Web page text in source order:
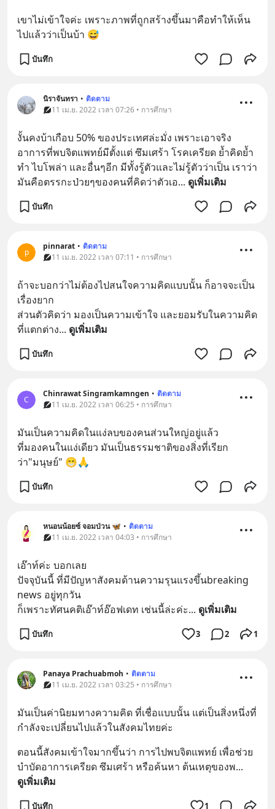
เขาไม่เข้าใจค่ะ เพราะภาพที่ถูกสร้างขึ้นมาคือทำให้เห็น
ไปแล้วว่าเป็นบ้า 😅
บันทึก
นิราจันทรา • ติดตาม
11 เม.ย. 2022 เวลา 07:26 • การศึกษา
งั้นคงบ้าเกือบ 50% ของประเทศล่ะมั่ง เพราะเอาจริง
อาการที่พบจิตแพทย์มีตั้งแต่ ซึมเศร้า โรคเครียด ย้ำคิดย้ำ
ทำ ไบโพล่า และอื่นๆอีก มีทั้งรู้ตัวและไม่รู้ตัวว่าเป็น เราว่า
มันคือตรรกะป่วยๆของคนที่คิดว่าตัวเอ... ดูเพิ่มเติม
บันทึก
p
pinnarat • ติดตาม
11 เม.ย. 2022 เวลา 07:11 • การศึกษา
ถ้าจะบอกว่าไม่ต้องไปสนใจความคิดแบบนั้น ก็อาจจะเป็น
เรื่องยาก
ส่วนตัวคิดว่า มองเป็นความเข้าใจ และยอมรับในความคิด
ที่แตกต่าง... ดูเพิ่มเติม
บันทึก
C
Chinrawat Singramkamngen • ติดตาม
11 เม.ย. 2022 เวลา 06:25 • การศึกษา
มันเป็​น​ความคิดในแง่ลบของคนส่วนใหญ่อยู่แล้ว
ที่มองคนในแง่เดียว​ มันเป็นธรรมชาติของสิ่งที่เรียก
ว่า"มนุษย์" 😁🙏
บันทึก
หนอนน้อยซ์ จอมป่วน 🦋 • ติดตาม
11 เม.ย. 2022 เวลา 04:03 • การศึกษา
เอ๊าท์ค่ะ บอกเลย
ปัจจุบันนี้ ที่มีปัญหาสังคมด้านความรุนแรงขึ้นbreaking
news อยู่ทุกวัน
ก็เพราะทัศนคติเอ๊าท์อ๊อฟเดท เช่นนี้ล่ะค่ะ... ดูเพิ่มเติม
บันทึก 3 2 1
Panaya Prachuabmoh • ติดตาม
11 เม.ย. 2022 เวลา 03:25 • การศึกษา
มันเป็นค่านิยมทางความคิด ที่เชื่อแบบนั้น แต่เป็นสิ่งหนึ่งที่
กำลังจะเปลี่ยนไปแล้วในสังคมไทยค่ะ
ตอนนี้สังคมเข้าใจมากขึ้นว่า การไปพบจิตแพทย์ เพื่อช่วย
บำบัดอาการเครียด ซึมเศร้า หรือค้นหา ต้นเหตุของพ...
ดูเพิ่มเติม
บันทึก 1